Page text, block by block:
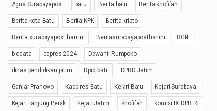
Agus Surabayapost batu Berita batu Berita khofifah
Berita kota Batu Berita KPK Berita kripto
Berita surabayapost hari ini Beritasurabayaposthariini BGN
biodata capres 2024 Dewanti Rumpoko
dinas pendidikan jatim Dprd batu DPRD Jatim
Ganjar Pranowo Kapolres Batu Kejari Batu Kejari Surabaya
Kejari Tanjung Perak Kejati Jatim Khofifah komisi IX DPR RI